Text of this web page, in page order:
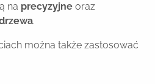
na precyzyjne oraz
.
można także zastosować